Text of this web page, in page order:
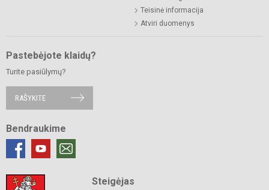
Teisinė informacija
Atviri duomenys
Pastebėjote klaidų?
Turite pasiūlymų?
RAŠYKITE
Bendraukime
Steigėjas